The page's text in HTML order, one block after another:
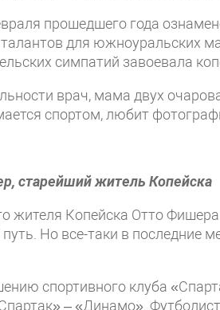
прошедшего года
для южноуральских
симпатий завоевала
врач, мама двух
спортом, любит
старейший житель Копейска
жителя Копейска Отто
Но все-таки в последние
спортивного клуба
– «Динамо».